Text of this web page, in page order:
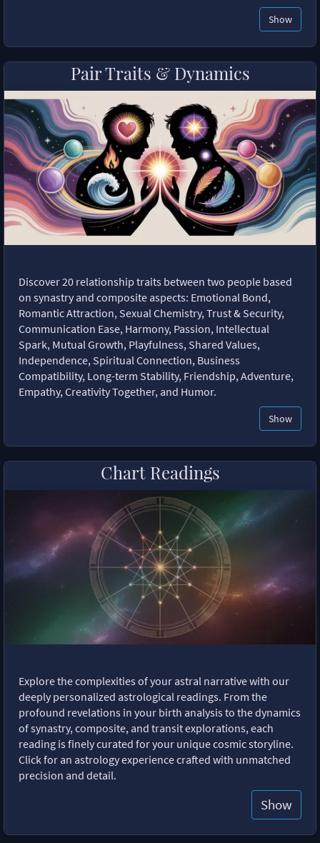
Show
Pair Traits & Dynamics
Discover 20 relationship traits between two people based
on synastry and composite aspects: Emotional Bond,
Romantic Attraction, Sexual Chemistry, Trust & Security,
Communication Ease, Harmony, Passion, Intellectual
Spark, Mutual Growth, Playfulness, Shared Values,
Independence, Spiritual Connection, Business
Compatibility, Long-term Stability, Friendship, Adventure,
Empathy, Creativity Together, and Humor.
Show
Chart Readings
Explore the complexities of your astral narrative with our
deeply personalized astrological readings. From the
profound revelations in your birth analysis to the dynamics
of synastry, composite, and transit explorations, each
reading is finely curated for your unique cosmic storyline.
Click for an astrology experience crafted with unmatched
precision and detail.
Show